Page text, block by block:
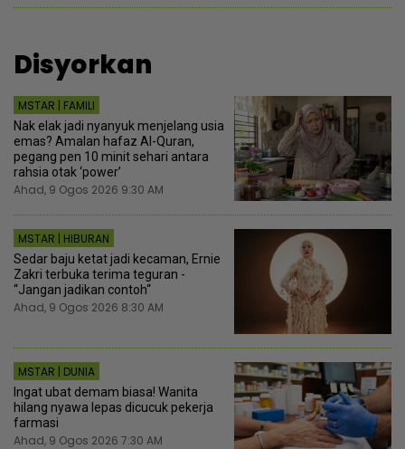
Disyorkan
MSTAR | FAMILI
Nak elak jadi nyanyuk menjelang usia
emas? Amalan hafaz Al-Quran,
pegang pen 10 minit sehari antara
rahsia otak ‘power’
Ahad, 9 Ogos 2026 9:30 AM
MSTAR | HIBURAN
Sedar baju ketat jadi kecaman, Ernie
Zakri terbuka terima teguran -
“Jangan jadikan contoh“
Ahad, 9 Ogos 2026 8:30 AM
MSTAR | DUNIA
Ingat ubat demam biasa! Wanita
hilang nyawa lepas dicucuk pekerja
farmasi
Ahad, 9 Ogos 2026 7:30 AM